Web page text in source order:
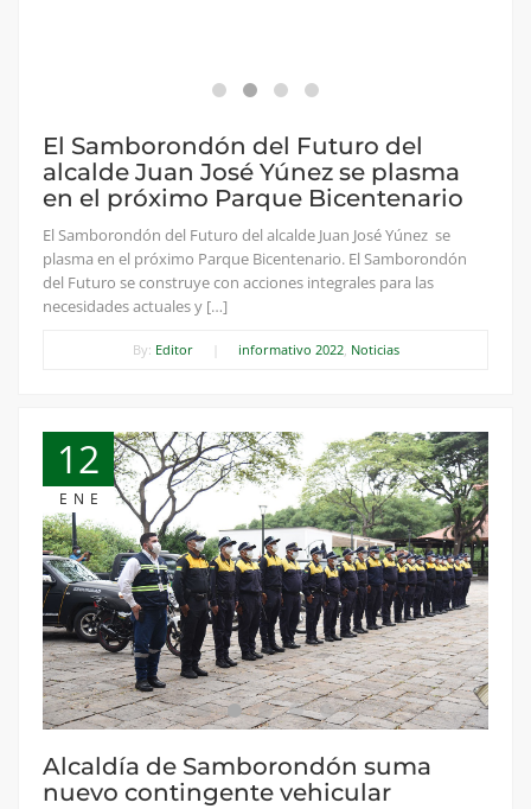
El Samborondón del Futuro del
alcalde Juan José Yúnez se plasma
en el próximo Parque Bicentenario
El Samborondón del Futuro del alcalde Juan José Yúnez se
plasma en el próximo Parque Bicentenario. El Samborondón
del Futuro se construye con acciones integrales para las
necesidades actuales y […]
By: Editor informativo 2022, Noticias
12
ENE
Alcaldía de Samborondón suma
nuevo contingente vehicular